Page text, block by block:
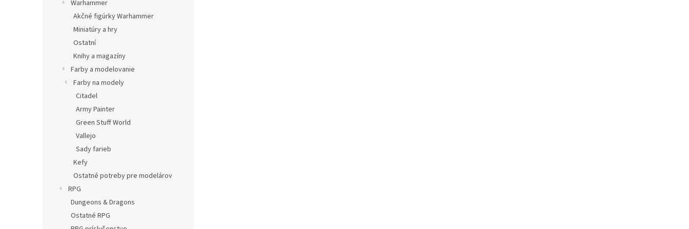
Warhammer
Akčné figúrky Warhammer
Miniatúry a hry
Ostatní
Knihy a magazíny
Farby a modelovanie
Farby na modely
Citadel
Army Painter
Green Stuff World
Vallejo
Sady farieb
Kefy
Ostatné potreby pre modelárov
RPG
Dungeons & Dragons
Ostatné RPG